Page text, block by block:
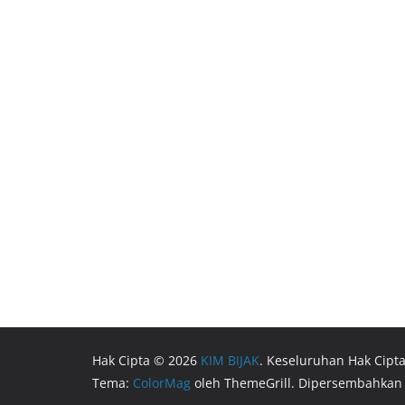
Hak Cipta © 2026 KIM BIJAK. Keseluruhan Hak
Tema: ColorMag oleh ThemeGrill. Dipersembahkan